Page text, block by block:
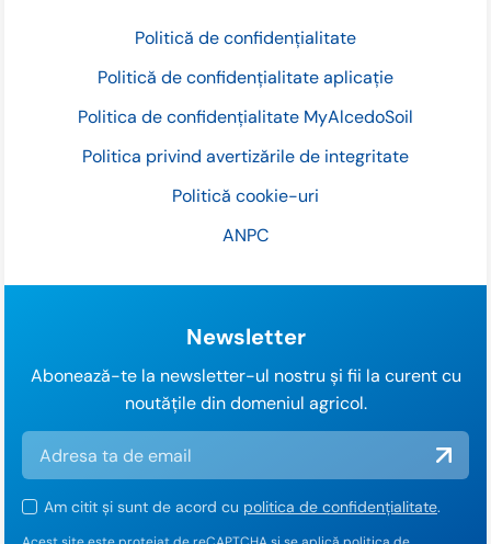
Politică de confidențialitate
Politică de confidențialitate aplicație
Politica de confidențialitate MyAlcedoSoil
Politica privind avertizările de integritate
Politică cookie-uri
ANPC
Newsletter
Abonează-te la newsletter-ul nostru și fii la curent cu
noutățile din domeniul agricol.
Am citit și sunt de acord cu politica de confidențialitate.